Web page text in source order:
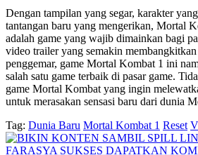
Dengan tampilan yang segar, karakter
tantangan baru yang mengerikan, Mortal
adalah game yang wajib dimainkan bagi
video trailer yang semakin membangkitkan
penggemar, game Mortal Kombat 1 ini
salah satu game terbaik di pasar game.
game Mortal Kombat yang ingin
untuk merasakan sensasi baru dari dunia
Tag: Dunia Baru Mortal Kombat 1 Reset